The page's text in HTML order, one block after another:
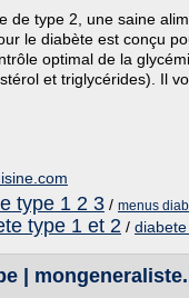
de type 2, une saine
le diabète est conçu
optimal de la
et triglycérides). Il
type 1 2 3 / menus
type 1 et 2 /
|